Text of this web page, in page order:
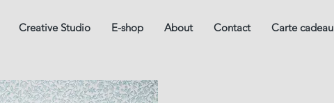
Creative Studio E-shop About Contact Carte cadeau